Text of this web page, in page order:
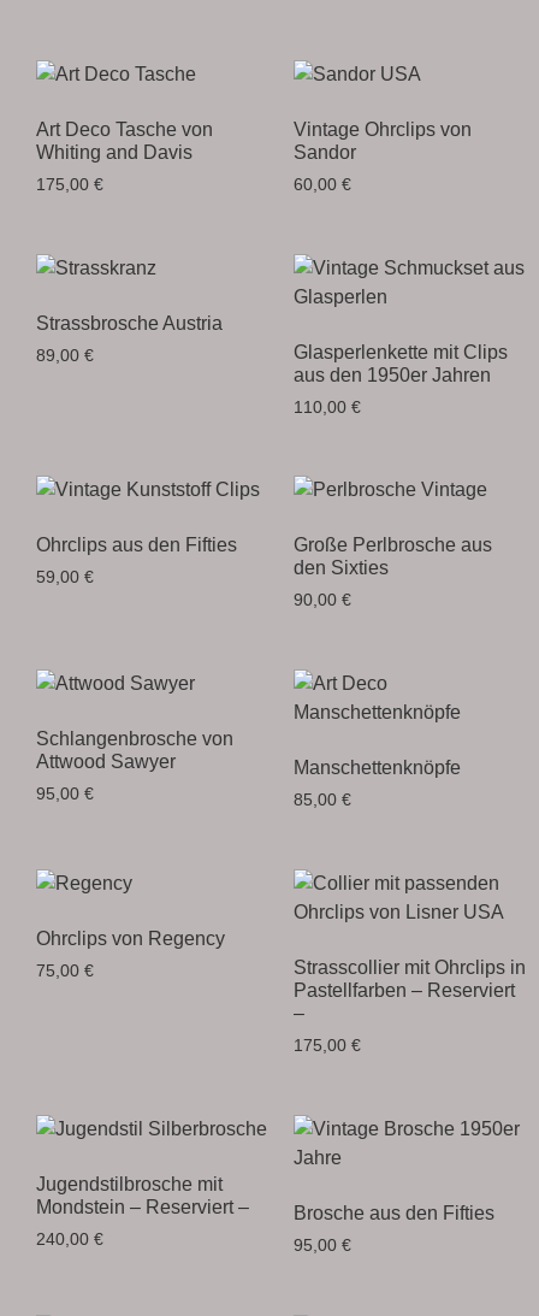
Art Deco Tasche von
Whiting and Davis
175,00 €
Vintage Ohrclips von
Sandor
60,00 €
Strassbrosche Austria
89,00 €
Glasperlenkette mit Clips
aus den 1950er Jahren
110,00 €
Ohrclips aus den Fifties
59,00 €
Große Perlbrosche aus
den Sixties
90,00 €
Schlangenbrosche von
Attwood Sawyer
95,00 €
Manschettenknöpfe
85,00 €
Ohrclips von Regency
75,00 €
Strasscollier mit Ohrclips in
Pastellfarben – Reserviert
–
175,00 €
Jugendstilbrosche mit
Mondstein – Reserviert –
240,00 €
Brosche aus den Fifties
95,00 €